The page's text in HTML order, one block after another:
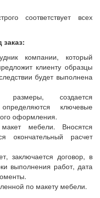
соответствует всех
заказ:
компании, который
клиенту образцы
будет выполнена
размеры, создается
ключевые
оформления.
мебели. Вносятся
окончательный расчет
заключается договор, в
выполнения работ, дата
по макету мебели.